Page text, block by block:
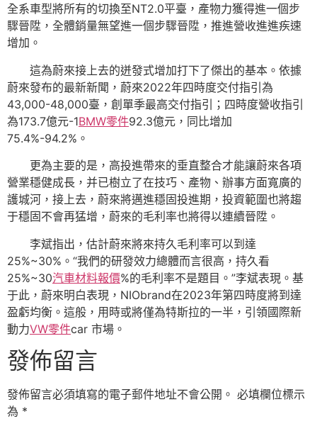
全系車型將所有的切換至NT2.0平臺，產物力獲得進一個步
驟晉陞，全體銷量無望進一個步驟晉陞，推進營收進進疾速
增加。
這為蔚來接上去的迸發式增加打下了傑出的基本。依據
蔚來發布的最新新聞，蔚來2022年四時度交付指引為
43,000-48,000臺，創單季最高交付指引；四時度營收指引
為173.7億元-1BMW零件92.3億元，同比增加
75.4%-94.2%。
更為主要的是，高投進帶來的垂直整合才能讓蔚來各項
營業穩健成長，并已樹立了在技巧、產物、辦事方面寬廣的
護城河，接上去，蔚來將邁進穩固投進期，投資範圍也將趨
于穩固不會再猛增，蔚來的毛利率也將得以連續晉陞。
李斌指出，估計蔚來將來持久毛利率可以到達
25%~30%。“我們的研發效力總體而言很高，持久看
25%~30汽車材料報價%的毛利率不是題目。”李斌表現。基
于此，蔚來明白表現，NIObrand在2023年第四時度將到達
盈虧均衡。這般，用時或將僅為特斯拉的一半，引領國際新
動力VW零件car 市場。
發佈留言
發佈留言必須填寫的電子郵件地址不會公開。 必填欄位標示
為 *